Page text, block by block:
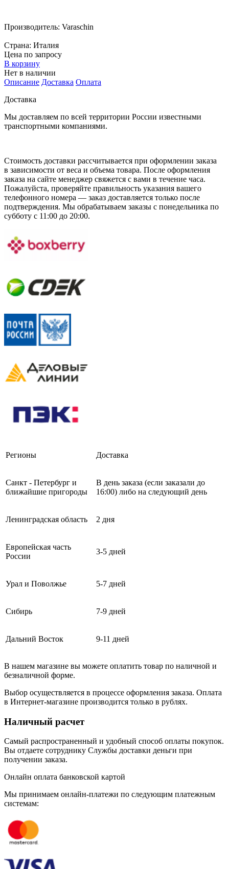
Производитель: Varaschin
Страна: Италия
Цена по запросу
В корзину
Нет в наличии
Описание Доставка Оплата
Доставка
Мы доставляем по всей территории России известными
транспортными компаниями.
Стоимость доставки рассчитывается при оформлении заказа
в зависимости от веса и объема товара. После оформления
заказа на сайте менеджер свяжется с вами в течение часа.
Пожалуйста, проверяйте правильность указания вашего
телефонного номера — заказ доставляется только после
подтверждения. Мы обрабатываем заказы с понедельника по
субботу с 11:00 до 20:00.
Регионы Доставка
Санкт - Петербург и
ближайшие пригороды
В день заказа (если заказали до
16:00) либо на следующий день
Ленинградская область 2 дня
Европейская часть
России
3-5 дней
Урал и Поволжье 5-7 дней
Сибирь 7-9 дней
Дальний Восток 9-11 дней
В нашем магазине вы можете оплатить товар по наличной и
безналичной форме.
Выбор осуществляется в процессе оформления заказа. Оплата
в Интернет-магазине производится только в рублях.
Наличный расчет
Самый распространенный и удобный способ оплаты покупок.
Вы отдаете сотруднику Службы доставки деньги при
получении заказа.
Онлайн оплата банковской картой
Мы принимаем онлайн-платежи по cледующим платежным
системам: